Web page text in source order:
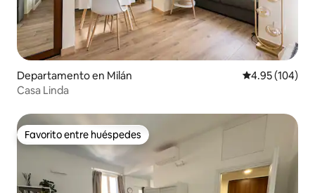
Departamento en Milán Calificación
4.95 (104)
Casa Linda
Favorito entre huéspedes
Favorito entre huéspedes